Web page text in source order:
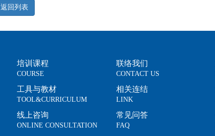
返回列表
培训课程
COURSE
工具与教材
TOOL&CURRICULUM
线上咨询
ONLINE CONSULTATION
联络我们
CONTACT US
相关连结
LINK
常见问答
FAQ